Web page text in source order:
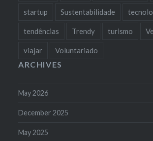
startup Sustentabilidade
tendências Trendy turismo
viajar Voluntariado
ARCHIVES
May 2026
December 2025
May 2025